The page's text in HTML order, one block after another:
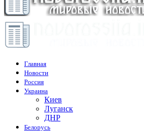
Главная
Новости
Россия
Украина
Киев
Луганск
ДНР
Белорусь